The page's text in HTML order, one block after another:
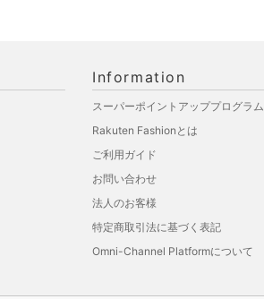
Information
スーパーポイントアッププログラム
Rakuten Fashionとは
ご利用ガイド
お問い合わせ
法人のお客様
特定商取引法に基づく表記
Omni-Channel Platformについて